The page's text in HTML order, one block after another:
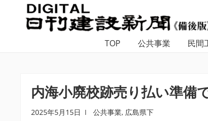
ナ
ビ
ゲ
コ
ン
テ
TOP 公共事業 民間
内海小廃校跡売り払い準備
2025年5月15日 公共事業, 広島県下